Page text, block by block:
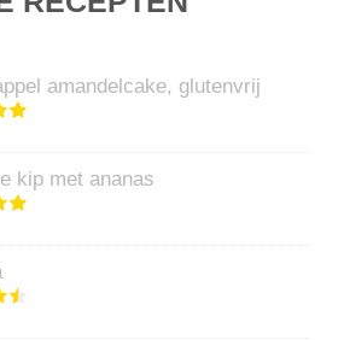
amandelcake, glutenvrij
kip met ananas